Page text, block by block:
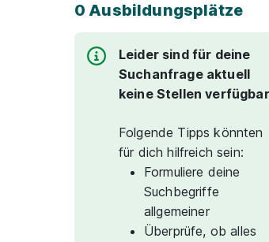
0 Ausbildungsplätze
Leider sind für deine
Suchanfrage aktuell
keine Stellen
Folgende Tipps könnten
für dich hilfreich sein:
Formuliere deine
Suchbegriffe
allgemeiner
Überprüfe, ob alles